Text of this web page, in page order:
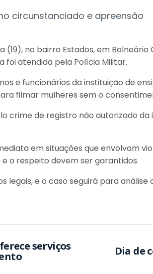
circunstanciado e apreensão
no bairro Estados, em
foi atendida pela Polícia Militar.
e funcionários da instituição de
filmar mulheres sem o
crime de registro não autorizado
em situações que envolvam
o respeito devem ser garantidos.
e o caso seguirá para análise
serviços Dia de